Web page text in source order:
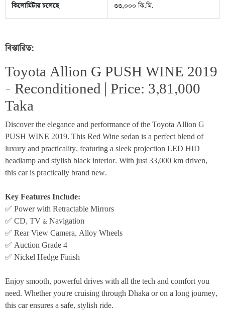
কিলোমিটার চলেছে ৩৩,০০০ কি.মি.
বিস্তারিত:
Toyota Allion G PUSH WINE 2019
– Reconditioned | Price: 3,81,000
Taka
Discover the elegance and performance of the Toyota Allion G
PUSH WINE 2019. This Red Wine sedan is a perfect blend of
luxury and practicality, featuring a sleek projection LED HID
headlamp and stylish black interior. With just 33,000 km driven,
this car is practically brand new.
Key Features Include:
✅ Power with Retractable Mirrors
✅ CD, TV & Navigation
✅ Rear View Camera, Alloy Wheels
✅ Auction Grade 4
✅ Nickel Hedge Finish
Enjoy smooth, powerful drives with all the tech and comfort you
need. Whether you're cruising through Dhaka or on a long journey,
this car ensures a safe, stylish ride.